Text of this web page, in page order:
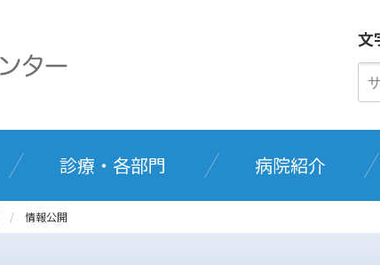
文
診療・各部門 病院紹介
情報公開